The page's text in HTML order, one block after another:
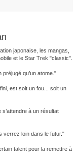
japonaise, les mangas,
et le Star Trek "classic".
qu’un atome."
est soit un fou... soit un
à un résultat
verrez loin dans le futur."
talent pour la remettre à